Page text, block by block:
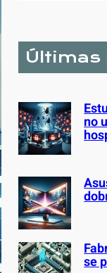
h
Últimas
no
se